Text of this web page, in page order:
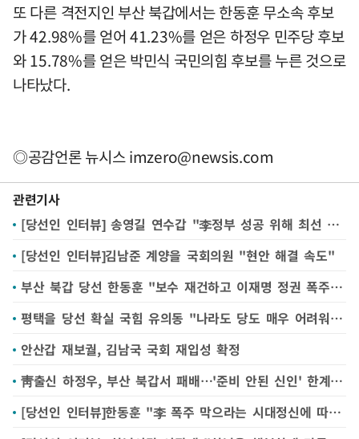
또 다른 격전지인 부산 북갑에서는 한동훈 무소속 후보
가 42.98%를 얻어 41.23%를 얻은 하정우 민주당 후보
와 15.78%를 얻은 박민식 국민의힘 후보를 누른 것으로
나타났다.
◎공감언론 뉴시스imzero@newsis.com
관련기사
[당선인 인터뷰] 송영길 연수갑 "李정부 성공 위해 최선 다할 것"
[당선인 인터뷰]김남준 계양을 국회의원 "현안 해결 속도"
부산 북갑 당선 한동훈 "보수 재건하고 이재명 정권 폭주 제어하겠다"(종합)
평택을 당선 확실 국힘 유의동 "나라도 당도 매우 어려워…시민 명령 따라 걸어가겠다"
안산갑 재보궐, 김남국 국회 재입성 확정
靑출신 하정우, 부산 북갑서 패배…'준비 안된 신인' 한계 못 넘어
[당선인 인터뷰]한동훈 "李 폭주 막으라는 시대정신에 따를 것"